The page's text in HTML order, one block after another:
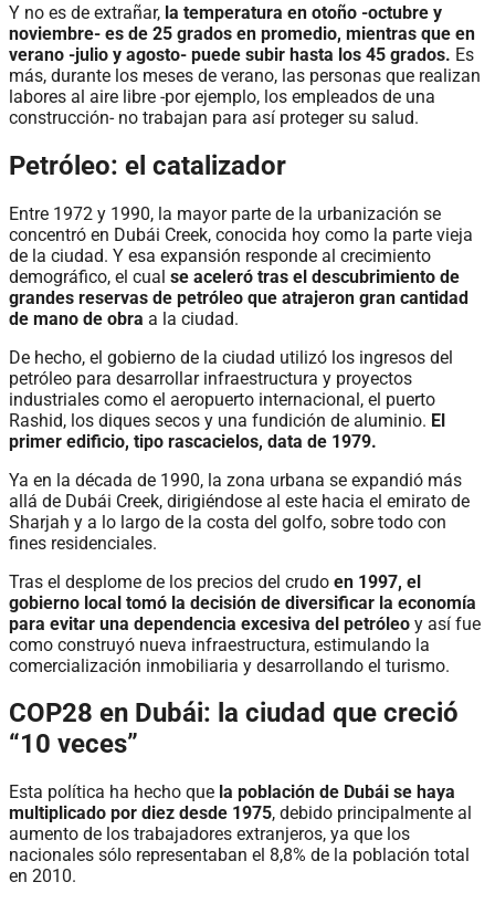
Y no es de extrañar, la temperatura en otoño -octubre y
noviembre- es de 25 grados en promedio, mientras que en
verano -julio y agosto- puede subir hasta los 45 grados. Es
más, durante los meses de verano, las personas que realizan
labores al aire libre -por ejemplo, los empleados de una
construcción- no trabajan para así proteger su salud.
Petróleo: el catalizador
Entre 1972 y 1990, la mayor parte de la urbanización se
concentró en Dubái Creek, conocida hoy como la parte vieja
de la ciudad. Y esa expansión responde al crecimiento
demográfico, el cual se aceleró tras el descubrimiento de
grandes reservas de petróleo que atrajeron gran cantidad
de mano de obra a la ciudad.
De hecho, el gobierno de la ciudad utilizó los ingresos del
petróleo para desarrollar infraestructura y proyectos
industriales como el aeropuerto internacional, el puerto
Rashid, los diques secos y una fundición de aluminio. El
primer edificio, tipo rascacielos, data de 1979.
Ya en la década de 1990, la zona urbana se expandió más
allá de Dubái Creek, dirigiéndose al este hacia el emirato de
Sharjah y a lo largo de la costa del golfo, sobre todo con
fines residenciales.
Tras el desplome de los precios del crudo en 1997, el
gobierno local tomó la decisión de diversificar la economía
para evitar una dependencia excesiva del petróleo y así fue
como construyó nueva infraestructura, estimulando la
comercialización inmobiliaria y desarrollando el turismo.
COP28 en Dubái: la ciudad que creció
“10 veces”
Esta política ha hecho que la población de Dubái se haya
multiplicado por diez desde 1975, debido principalmente al
aumento de los trabajadores extranjeros, ya que los
nacionales sólo representaban el 8,8% de la población total
en 2010.